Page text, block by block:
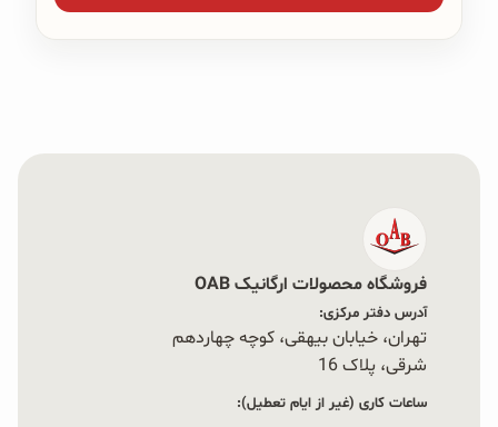
فروشگاه محصولات ارگانیک OAB
آدرس دفتر مرکزی:
تهران، خیابان بیهقی، کوچه چهاردهم
شرقی، پلاک 16‭
ساعات کاری (غیر از ایام تعطیل):